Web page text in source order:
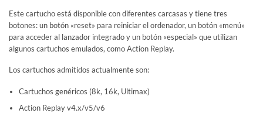
Este cartucho está disponible con diferentes carcasas y tiene tres
botones: un botón «reset» para reiniciar el ordenador, un botón «menú»
para acceder al lanzador integrado y un botón «especial» que utilizan
algunos cartuchos emulados, como Action Replay.
Los cartuchos admitidos actualmente son:
Cartuchos genéricos (8k, 16k, Ultimax)
Action Replay v4.x/v5/v6